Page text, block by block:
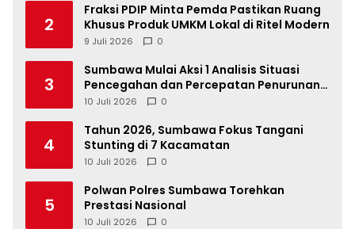
2
Fraksi PDIP Minta Pemda Pastikan Ruang
Khusus Produk UMKM Lokal di Ritel Modern
9 Juli 2026 0
3
Sumbawa Mulai Aksi 1 Analisis Situasi
Pencegahan dan Percepatan Penurunan
Stunting Tahun 2026
10 Juli 2026 0
4
Tahun 2026, Sumbawa Fokus Tangani
Stunting di 7 Kacamatan
10 Juli 2026 0
5
Polwan Polres Sumbawa Torehkan
Prestasi Nasional
10 Juli 2026 0